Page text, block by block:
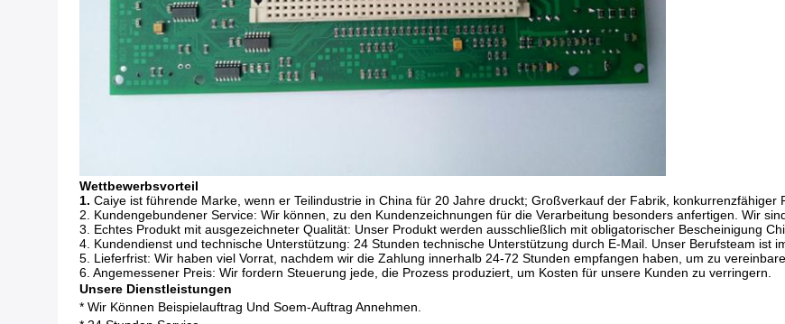
Wettbewerbsvorteil
1. Caiye ist führende Marke, wenn er Teilindustrie in China für 20 Jahre druckt; Großverkauf der Fabrik, konkurrenzfähiger
2. Kundengebundener Service: Wir können, zu den Kundenzeichnungen für die Verarbeitung besonders anfertigen. Wir
3. Echtes Produkt mit ausgezeichneter Qualität: Unser Produkt werden ausschließlich mit obligatorischer Bescheinigung
4. Kundendienst und technische Unterstützung: 24 Stunden technische Unterstützung durch E-Mail. Unser Berufsteam ist
5. Lieferfrist: Wir haben viel Vorrat, nachdem wir die Zahlung innerhalb 24-72 Stunden empfangen haben, um zu
6. Angemessener Preis: Wir fordern Steuerung jede, die Prozess produziert, um Kosten für unsere Kunden zu verringern.
Unsere Dienstleistungen
* Wir Können Beispielauftrag Und Soem-Auftrag Annehmen.